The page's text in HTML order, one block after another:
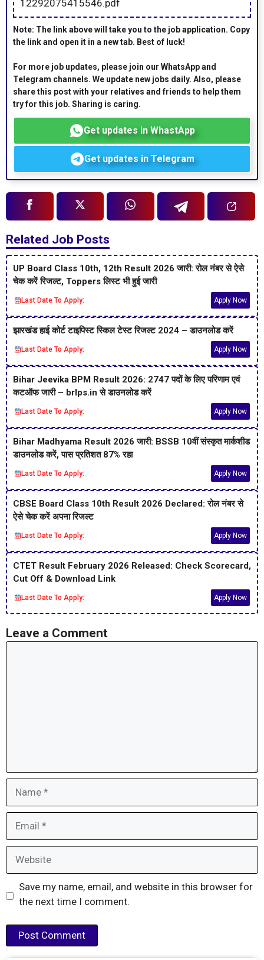
12292075415546.pdf
Note: The link above will take you to the job application. Copy
the link and open it in a new tab. Best of luck!
For more job updates, please join our WhatsApp and
Telegram channels. We update new jobs daily. Also, please
share this post with your relatives and friends to help them
try for this job. Sharing is caring.
Get updates in WhastApp
Get updates in Telegram
Related Job Posts
UP Board Class 10th, 12th Result 2026 जारी: रोल नंबर से ऐसे
चेक करें रिजल्ट, Toppers लिस्ट भी हुई जारी
Last Date To Apply: Apply Now
झारखंड हाई कोर्ट टाइपिस्ट स्किल टेस्ट रिजल्ट 2024 – डाउनलोड करें
Last Date To Apply: Apply Now
Bihar Jeevika BPM Result 2026: 2747 पदों के लिए परिणाम एवं
कटऑफ जारी – brlps.in से डाउनलोड करें
Last Date To Apply: Apply Now
Bihar Madhyama Result 2026 जारी: BSSB 10वीं संस्कृत मार्कशीड
डाउनलोड करें, पास प्रतिशत 87% रहा
Last Date To Apply: Apply Now
CBSE Board Class 10th Result 2026 Declared: रोल नंबर से
ऐसे चेक करें अपना रिजल्ट
Last Date To Apply: Apply Now
CTET Result February 2026 Released: Check Scorecard,
Cut Off & Download Link
Last Date To Apply: Apply Now
Leave a Comment
Save my name, email, and website in this browser for
the next time I comment.